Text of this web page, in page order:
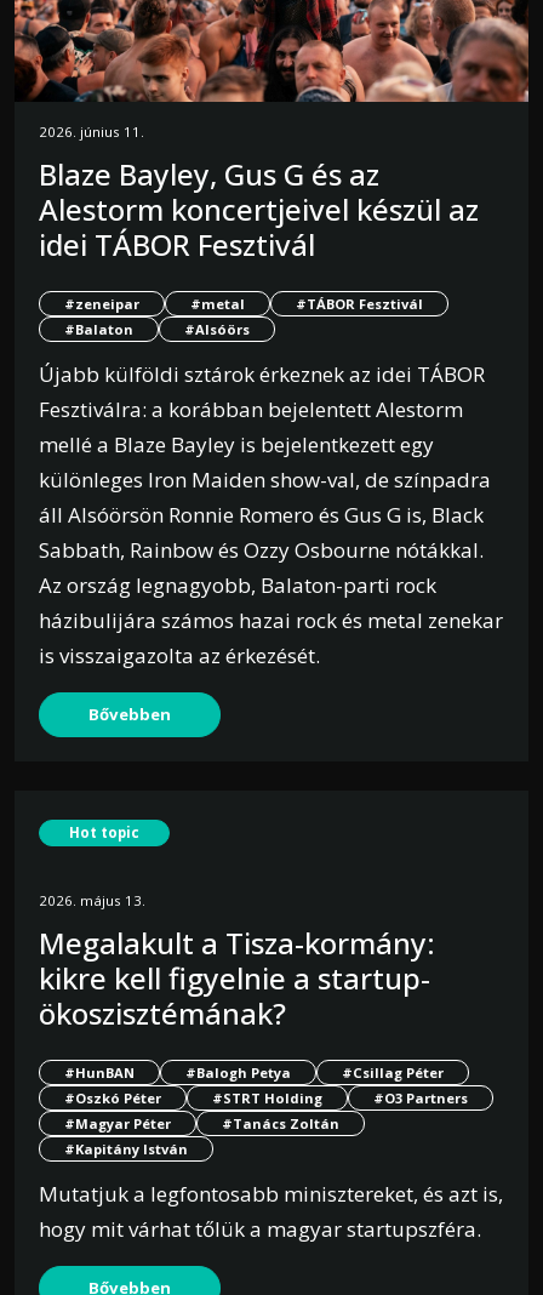
2026. június 11.
Blaze Bayley, Gus G és az
Alestorm koncertjeivel készül az
idei TÁBOR Fesztivál
#zeneipar #metal
#TÁBOR Fesztivál
#Balaton
#Alsóörs
Újabb külföldi sztárok érkeznek az idei TÁBOR
Fesztiválra: a korábban bejelentett Alestorm
mellé a Blaze Bayley is bejelentkezett egy
különleges Iron Maiden show-val, de színpadra
áll Alsóörsön Ronnie Romero és Gus G is, Black
Sabbath, Rainbow és Ozzy Osbourne nótákkal.
Az ország legnagyobb, Balaton-parti rock
házibulijára számos hazai rock és metal zenekar
is visszaigazolta az érkezését.
Bővebben
Hot topic
2026. május 13.
Megalakult a Tisza-kormány:
kikre kell figyelnie a startup-
ökoszisztémának?
#HunBAN #Balogh Petya
#Csillag Péter
#Oszkó Péter
#STRT Holding
#O3 Partners
#Magyar Péter
#Tanács Zoltán
#Kapitány István
Mutatjuk a legfontosabb minisztereket, és azt is,
hogy mit várhat tőlük a magyar startupszféra.
Bővebben